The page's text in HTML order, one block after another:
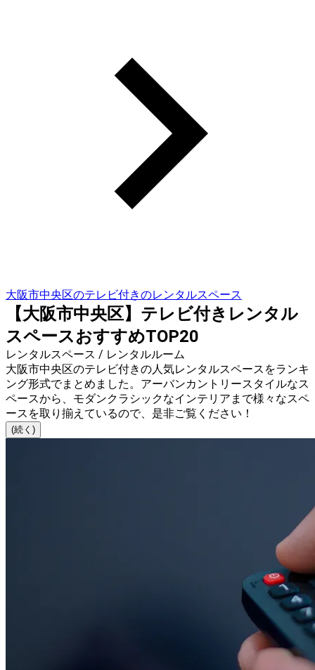
大阪市中央区のテレビ付きのレンタルスペース
【大阪市中央区】テレビ付きレンタル
スペースおすすめTOP20
レンタルスペース / レンタルルーム
大阪市中央区のテレビ付きの人気レンタルスペースをランキ
ング形式でまとめました。アーバンカントリースタイルなス
ペースから、モダンクラシックなインテリアまで様々なスペ
ースを取り揃えているので、是非ご覧ください！
(続く)